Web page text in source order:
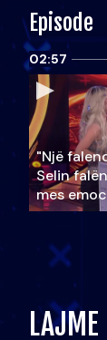
Episode
02:57
"Një
Selin
mes
LAJME